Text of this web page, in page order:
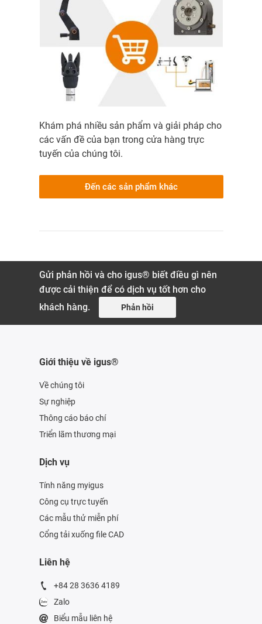
Khám phá nhiều sản phẩm và giải pháp cho
các vấn đề của bạn trong cửa hàng trực
tuyến của chúng tôi.
Đến các sản phẩm khác
Gửi phản hồi và cho igus® biết điều gì nên
được cải thiện để có dịch vụ tốt hơn cho
khách hàng.
Phản hồi
Giới thiệu về igus®
Về chúng tôi
Sự nghiệp
Thông cáo báo chí
Triển lãm thương mại
Dịch vụ
Tính năng myigus
Công cụ trực tuyến
Các mẫu thử miễn phí
Cổng tải xuống file CAD
Liên hệ
+84 28 3636 4189
Zalo
Biểu mẫu liên hệ